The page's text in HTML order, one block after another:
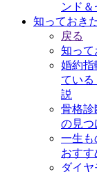
ンド
知っておき
戻る
知って
婚約指
ている
説
骨格診
の見つ
一生も
おす
ダイ